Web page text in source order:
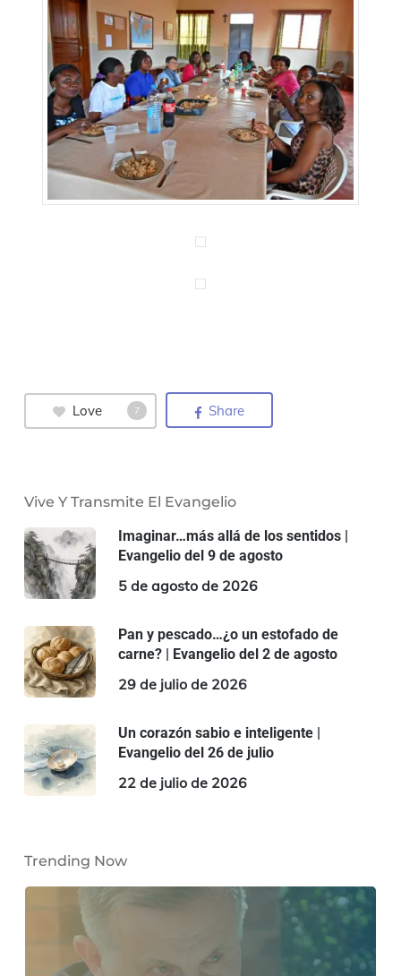
Love 7 Share
Vive Y Transmite El Evangelio
Imaginar…más allá de los sentidos |
Evangelio del 9 de agosto
5 de agosto de 2026
Pan y pescado…¿o un estofado de
carne? | Evangelio del 2 de agosto
29 de julio de 2026
Un corazón sabio e inteligente |
Evangelio del 26 de julio
22 de julio de 2026
Trending Now